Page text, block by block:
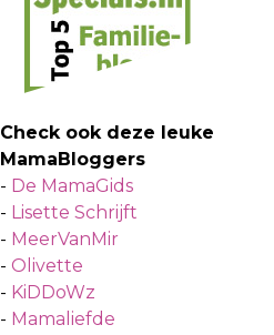
Check ook deze leuke
MamaBloggers
- De MamaGids
- Lisette Schrijft
- MeerVanMir
- Olivette
- KiDDoWz
- Mamaliefde